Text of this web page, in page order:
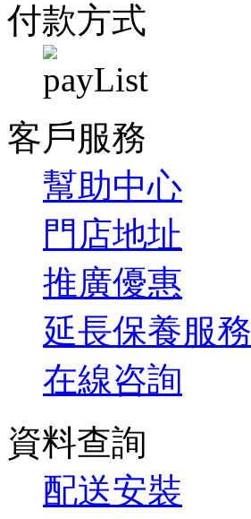
付款方式
客戶服務
幫助中心
門店地址
推廣優惠
延長保養服務
在線咨詢
資料查詢
配送安裝